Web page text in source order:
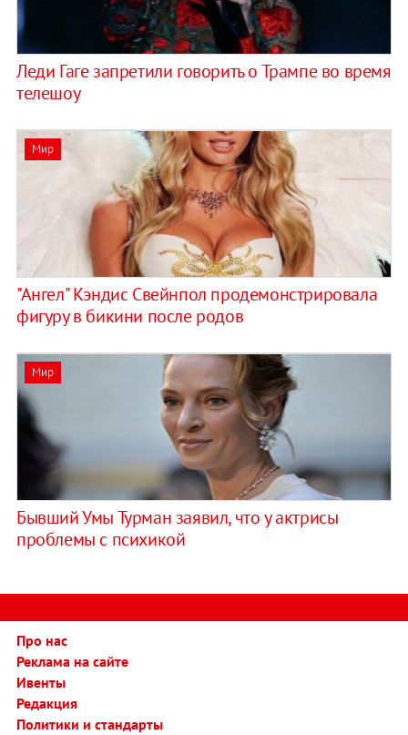
Леди Гаге запретили говорить о Трампе во время
телешоу
Мир
"Ангел" Кэндис Свейнпол продемонстрировала
фигуру в бикини после родов
Мир
Бывший Умы Турман заявил, что у актрисы
проблемы с психикой
Про нас
Реклама на сайте
Ивенты
Редакция
Политики и стандарты